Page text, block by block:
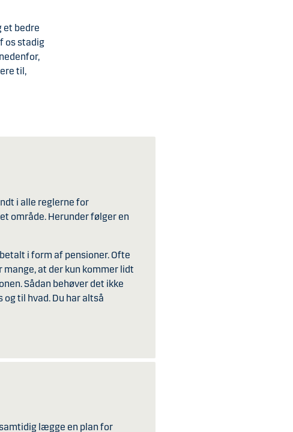
et bedre
os stadig
til,
i alle reglerne for
område. Herunder følger en
i form af pensioner. Ofte
at der kun kommer lidt
Sådan behøver det ikke
til hvad. Du har altså
lægge en plan for